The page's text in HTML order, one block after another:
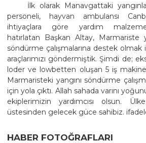
İlk olarak Manavgattaki
personeli, hayvan ambulansı
ihtiyaçlara göre yardım
hatırlatan Başkan Altay,
söndürme çalışmalarına destek
araçlarımızı göndermiştik. Şimdi de;
loder ve lowbetten oluşan 5 iş
Marmaristeki yangını söndürme
için yola çıktı. Allah sahada varını
ekiplerimizin yardımcısı olsun.
üstesinden gelecek güce sahibiz.
HABER FOTOĞRAFLARI